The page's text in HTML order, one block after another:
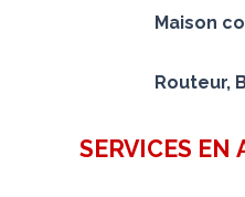
Maison
Routeur,
SERVICES EN